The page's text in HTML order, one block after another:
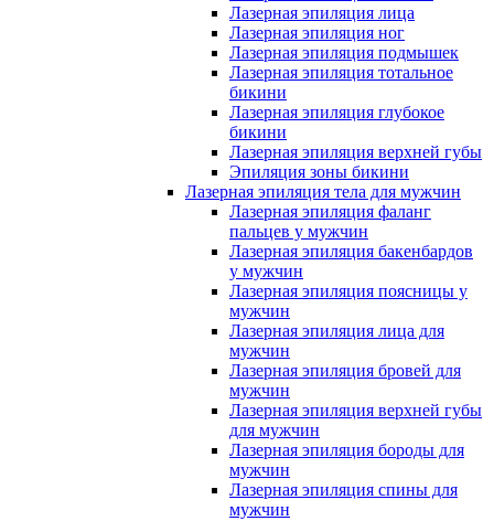
Лазерная эпиляция лица
Лазерная эпиляция ног
Лазерная эпиляция подмышек
Лазерная эпиляция тотальное
бикини
Лазерная эпиляция глубокое
бикини
Лазерная эпиляция верхней губы
Эпиляция зоны бикини
Лазерная эпиляция тела для мужчин
Лазерная эпиляция фаланг
пальцев у мужчин
Лазерная эпиляция бакенбардов
у мужчин
Лазерная эпиляция поясницы у
мужчин
Лазерная эпиляция лица для
мужчин
Лазерная эпиляция бровей для
мужчин
Лазерная эпиляция верхней губы
для мужчин
Лазерная эпиляция бороды для
мужчин
Лазерная эпиляция спины для
мужчин